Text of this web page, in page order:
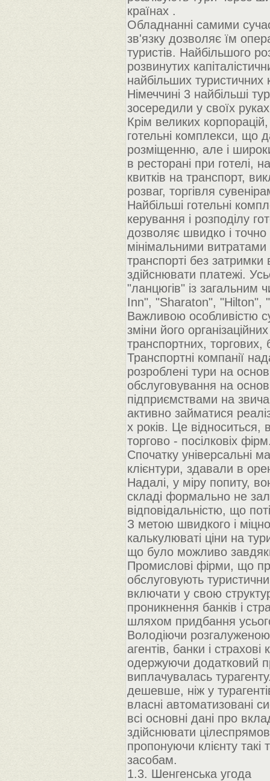
країнах .
Обладнанні самими
зв'язку дозволяє їм
туристів. Найбільшого
розвинутих
найбільших туристичних
Німеччині 3 найбільші
зосередили у своїх
Крім великих
готельні комплекси, що
розміщенню, але і
в ресторані при готелі,
квитків на транспорт,
розваг, торгівля
Найбільші готельні
керування і розподілу
дозволяє швидко і точно
мінімальними
транспорті без
здійснювати платежі.
"ланцюгів" із загальним
Inn", "Sharaton", "Hilton",
Важливою особливістю
зміни його
транспортних, торгових,
Транспортні компанії
розроблені тури на
обслуговування на
підприємствами на
активно займатися
х років. Це відноситься,
торгово - посілковіх
Спочатку універсальні
клієнтури, здавали в
Надалі, у міру попиту,
складі формально не
відповідальністю, що
З метою швидкого і
калькулюваті ціни на
що було можливо
Промислові фірми, що
обслуговують
включати у свою
проникнення банків і
шляхом придбання
Володіючи
агентів, банки і
одержуючи додатковий
виплачувалась
дешевше, ніж у
власні автоматизовані
всі основні дані про
здійснювати
пропонуючи клієнту такі
засобам.
1.3. Шенгенська угода